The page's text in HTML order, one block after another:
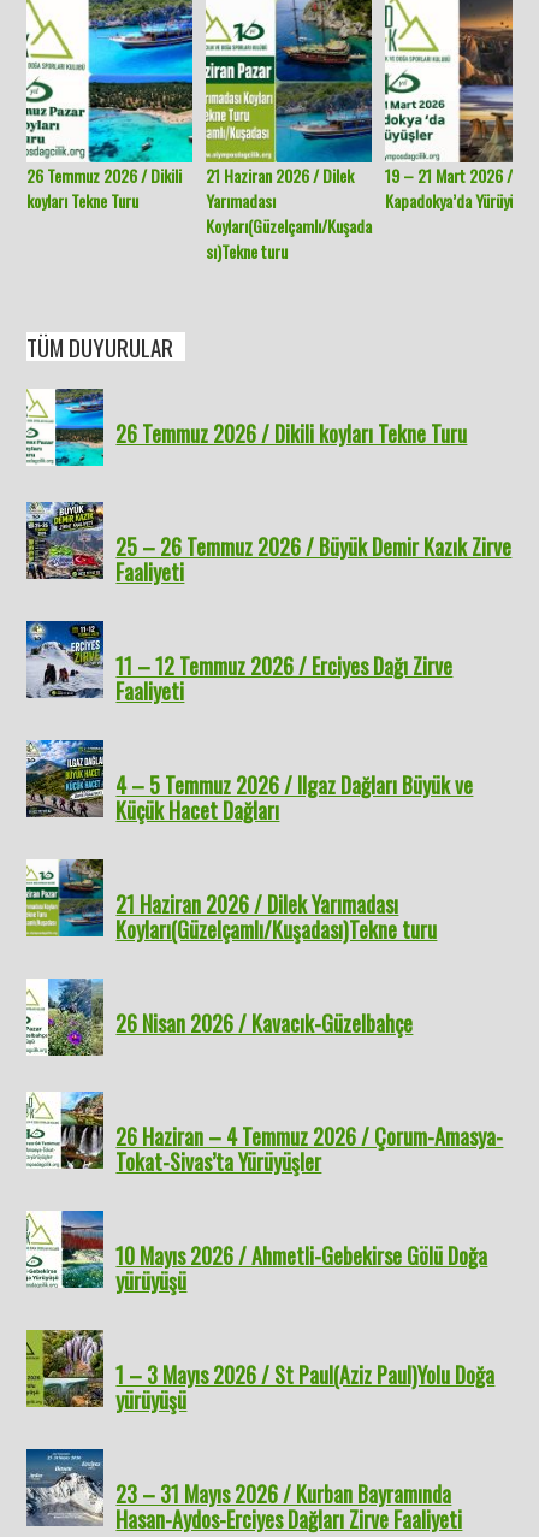
26 Temmuz 2026 / Dikili
koyları Tekne Turu
21 Haziran 2026 / Dilek
Yarımadası
Koyları(Güzelçamlı/Kuşada
sı)Tekne turu
19 – 21 Mart 2026 /
Kapadokya’da Yürüyüşler
TÜM DUYURULAR
26 Temmuz 2026 / Dikili koyları Tekne Turu
25 – 26 Temmuz 2026 / Büyük Demir Kazık Zirve
Faaliyeti
11 – 12 Temmuz 2026 / Erciyes Dağı Zirve
Faaliyeti
4 – 5 Temmuz 2026 / Ilgaz Dağları Büyük ve
Küçük Hacet Dağları
21 Haziran 2026 / Dilek Yarımadası
Koyları(Güzelçamlı/Kuşadası)Tekne turu
26 Nisan 2026 / Kavacık-Güzelbahçe
26 Haziran – 4 Temmuz 2026 / Çorum-Amasya-
Tokat-Sivas’ta Yürüyüşler
10 Mayıs 2026 / Ahmetli-Gebekirse Gölü Doğa
yürüyüşü
1 – 3 Mayıs 2026 / St Paul(Aziz Paul)Yolu Doğa
yürüyüşü
23 – 31 Mayıs 2026 / Kurban Bayramında
Hasan-Aydos-Erciyes Dağları Zirve Faaliyeti